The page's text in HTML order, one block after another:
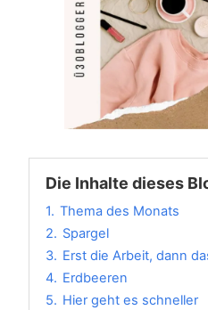
Die Inhalte dieses
1. Thema des Monats
2. Spargel
3. Erst die Arbeit, dann
4. Erdbeeren
5. Hier geht es schneller